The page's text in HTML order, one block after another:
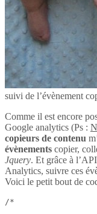
suivi de l’évènement
Comme il est encore
Google analytics (Ps :
copieurs de contenu
évènements copier,
Jquery. Et grâce à l’API
Analytics, suivre ces
Voici le petit bout de
/*